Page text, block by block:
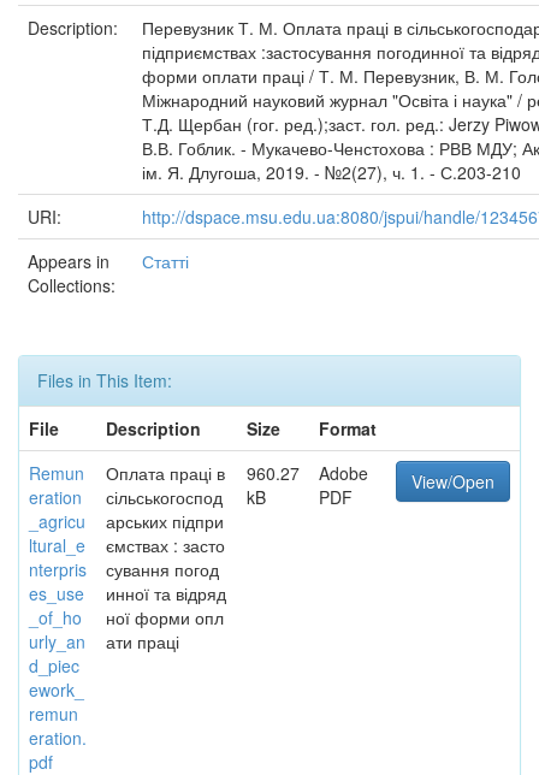
Description:
Перевузник Т. М. Оплата праці в
підприємствах :застосування погодинної та
форми оплати праці / Т. М. Перевузник, В. М.
Міжнародний науковий журнал "Освіта і наука" /
Т.Д. Щербан (гог. ред.);заст. гол. ред.: Jerzy
В.В. Гоблик. - Мукачево-Ченстохова : РВВ МДУ;
ім. Я. Длугоша, 2019. - №2(27), ч. 1. - С.203-210
URI:
http://dspace.msu.edu.ua:8080/jspui/handle/
Appears in
Collections:
Статті
Files in This Item:
File
Description Size
Format
Remun
eration
_agricu
ltural_e
nterpris
es_use
_of_ho
urly_an
d_piec
ework_
remun
eration.
pdf
Оплата праці в
сільськогоспод
арських підпри
ємствах : засто
сування погод
инної та відряд
ної форми опл
ати праці
960.27
kB
Adobe
PDF
View/Open